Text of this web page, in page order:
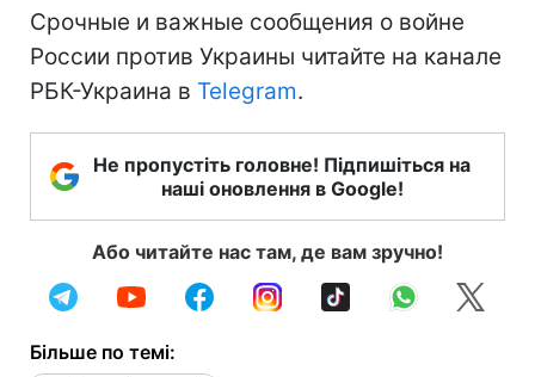
Срочные и важные сообщения о войне
России против Украины читайте на канале
РБК-Украина в Telegram.
Не пропустіть головне! Підпишіться на
наші оновлення в Google!
Або читайте нас там, де вам зручно!
Більше по темі: